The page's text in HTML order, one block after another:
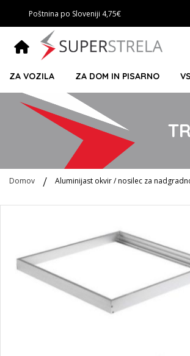
Poštnina po Sloveniji 4,75€
ZA VOZILA ZA DOM IN PISARNO
Domov Aluminijast okvir / nosilec za